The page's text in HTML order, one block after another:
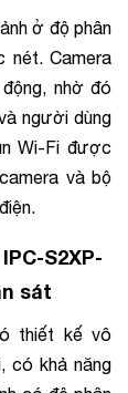
ở độ phân
nét. Camera
nhờ đó
người dùng
Wi-Fi được
và bộ
S2XP-
sát
thiết kế vô
có khả năng